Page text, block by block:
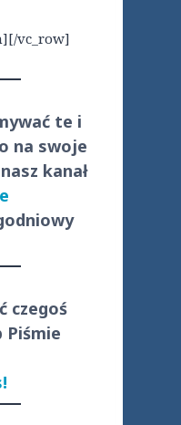
vc_row]
te i
na swoje
kanał
czegoś
Piśmie